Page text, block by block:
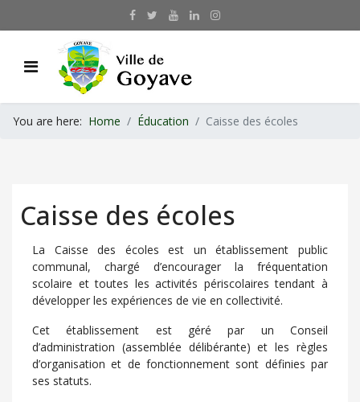
You are here: Home Éducation Caisse des écoles
Caisse des écoles
La Caisse des écoles est un établissement public
communal, chargé d’encourager la fréquentation
scolaire et toutes les activités périscolaires tendant à
développer les expériences de vie en collectivité.
Cet établissement est géré par un Conseil
d’administration (assemblée délibérante) et les règles
d’organisation et de fonctionnement sont définies par
ses statuts.